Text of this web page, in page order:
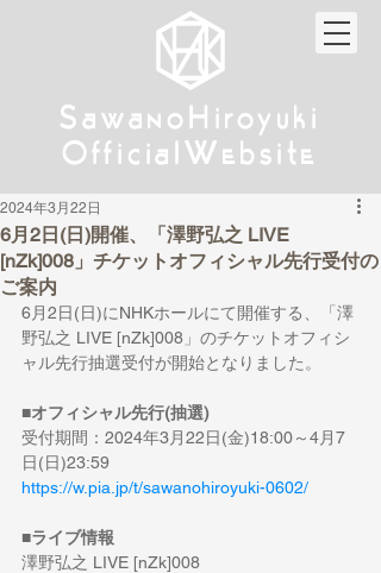
Sa wanoHiroyuki
Official W ebsite
Sa wanoHiroyuki
Official W ebsite
6月2日(日)開催、「澤野弘之 LIVE
[nZk]008」チケットオフィシャル先行受付の
ご案内
2024年3月22日
6月2日(日)にNHKホールにて開催する、「澤
野弘之 LIVE [nZk]008」のチケットオフィシ
ャル先行抽選受付が開始となりました。
■オフィシャル先行(抽選)
受付期間：2024年3月22日(金)18:00～4月7
日(日)23:59
https://w.pia.jp/t/sawanohiroyuki-0602/
■ライブ情報
澤野弘之 LIVE [nZk]008